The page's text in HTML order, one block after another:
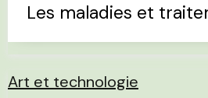
Les maladies et
Art et technologie